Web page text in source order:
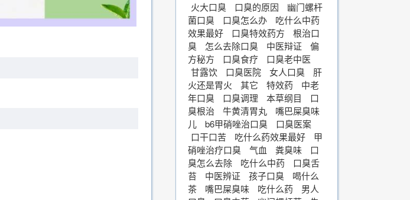
火大口臭 口臭的原因
幽门螺杆
菌口臭
口臭怎么办
吃什么中药
效果最好
口臭特效药方
根治口
臭
怎么去除口臭 中医辩证
偏
方秘方
口臭食疗
口臭老中医
甘露饮
口臭医院 女人口臭
肝
火还是胃火
其它 特效药
中老
年口臭
口臭调理 本草纲目
口
臭根治
牛黄清胃丸
嘴巴屎臭味
儿
b6甲硝唑治口臭
口臭医案
口干口苦
吃什么药效果最好
甲
硝唑治疗口臭
气血 粪臭味
口
臭怎么去除
吃什么中药
口臭舌
苔
中医辨证 孩子口臭
喝什么
茶
嘴巴屎臭味 吃什么药
男人